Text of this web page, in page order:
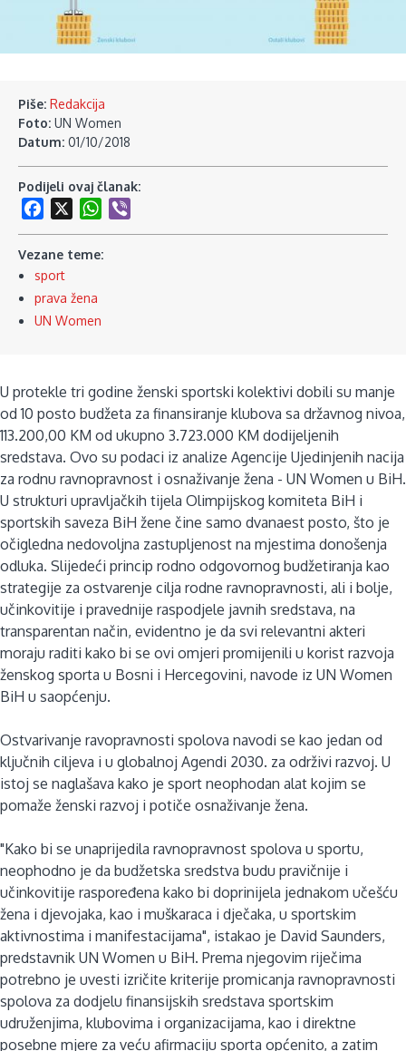
Piše: Redakcija
Foto: UN Women
Datum: 01/10/2018
Podijeli ovaj članak:
Facebook
WhatsApp
Vezane teme:
sport
prava žena
UN Women
U protekle tri godine ženski sportski kolektivi dobili su manje
od 10 posto budžeta za finansiranje klubova sa državnog nivoa,
113.200,00 KM od ukupno 3.723.000 KM dodijeljenih
sredstava. Ovo su podaci iz analize Agencije Ujedinjenih nacija
za rodnu ravnopravnost i osnaživanje žena - UN Women u BiH.
U strukturi upravljačkih tijela Olimpijskog komiteta BiH i
sportskih saveza BiH žene čine samo dvanaest posto, što je
očigledna nedovoljna zastupljenost na mjestima donošenja
odluka. Slijedeći princip rodno odgovornog budžetiranja kao
strategije za ostvarenje cilja rodne ravnopravnosti, ali i bolje,
učinkovitije i pravednije raspodjele javnih sredstava, na
transparentan način, evidentno je da svi relevantni akteri
moraju raditi kako bi se ovi omjeri promijenili u korist razvoja
ženskog sporta u Bosni i Hercegovini, navode iz UN Women
BiH u saopćenju.
Ostvarivanje ravopravnosti spolova navodi se kao jedan od
ključnih ciljeva i u globalnoj Agendi 2030. za održivi razvoj. U
istoj se naglašava kako je sport neophodan alat kojim se
pomaže ženski razvoj i potiče osnaživanje žena.
"Kako bi se unaprijedila ravnopravnost spolova u sportu,
neophodno je da budžetska sredstva budu pravičnije i
učinkovitije raspoređena kako bi doprinijela jednakom učešću
žena i djevojaka, kao i muškaraca i dječaka, u sportskim
aktivnostima i manifestacijama", istakao je David Saunders,
predstavnik UN Women u BiH. Prema njegovim riječima
potrebno je uvesti izričite kriterije promicanja ravnopravnosti
spolova za dodjelu finansijskih sredstava sportskim
udruženjima, klubovima i organizacijama, kao i direktne
posebne mjere za veću afirmaciju sporta općenito, a zatim